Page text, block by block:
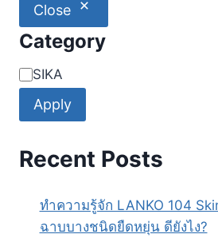
Close
Category
Category
SIKA
Apply
Recent Posts
ทำความรู้จัก LANKO 104
ฉาบบางชนิดยืดหยุ่น ดียังไง?